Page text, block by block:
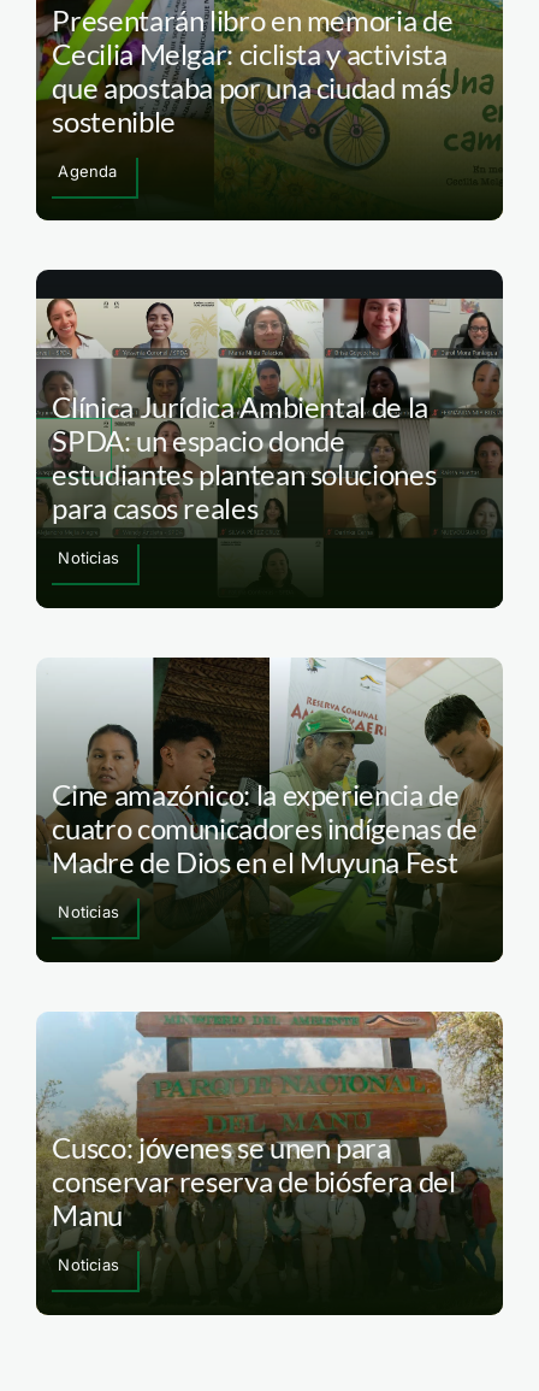
Presentarán libro en memoria de
Cecilia Melgar: ciclista y activista
que apostaba por una ciudad más
sostenible
Agenda
Clínica Jurídica Ambiental de la
SPDA: un espacio donde
estudiantes plantean soluciones
para casos reales
Noticias
Cine amazónico: la experiencia de
cuatro comunicadores indígenas de
Madre de Dios en el Muyuna Fest
Noticias
Cusco: jóvenes se unen para
conservar reserva de biósfera del
Manu
Noticias